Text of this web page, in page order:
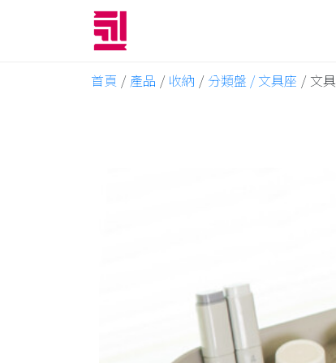
首頁 / 產品 / 收納 / 分類盤 / 文具座 / 文